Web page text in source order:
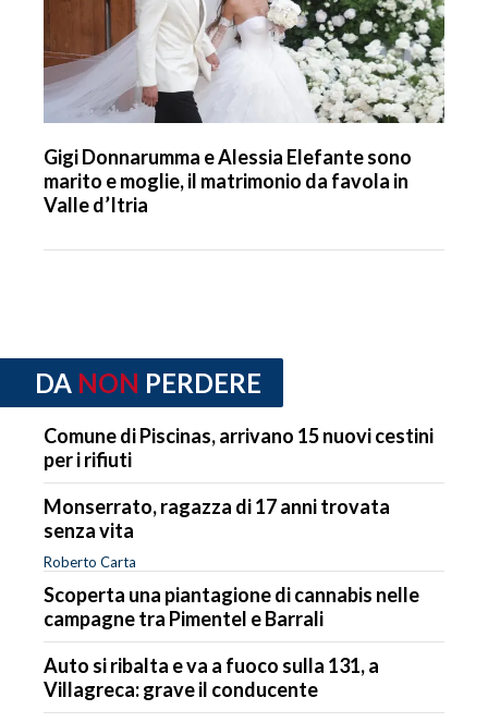
Gigi Donnarumma e Alessia Elefante sono
marito e moglie, il matrimonio da favola in
Valle d’Itria
DA NON PERDERE
Comune di Piscinas, arrivano 15 nuovi cestini
per i rifiuti
Monserrato, ragazza di 17 anni trovata
senza vita
Roberto Carta
Scoperta una piantagione di cannabis nelle
campagne tra Pimentel e Barrali
Auto si ribalta e va a fuoco sulla 131, a
Villagreca: grave il conducente